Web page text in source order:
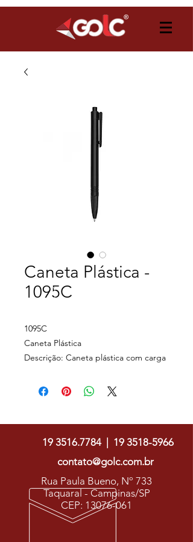
Caneta Plástica -
1095C
1095C
Caneta Plástica
Descrição: Caneta plástica com carga
clique.
(CxL): 0,6 cm x 3,7 cm
Peso aproximado (g): 6
19 3516.7784| 19 3518-5966
contato@golc.com.br
Rua Paula Bueno, Nº 733
Taquaral - Campinas/SP
CEP: 13076-061